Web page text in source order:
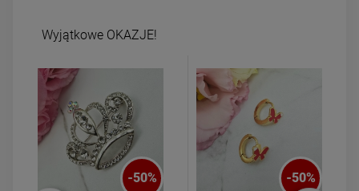
Wyjątkowe OKAZJE!
-50% -50%